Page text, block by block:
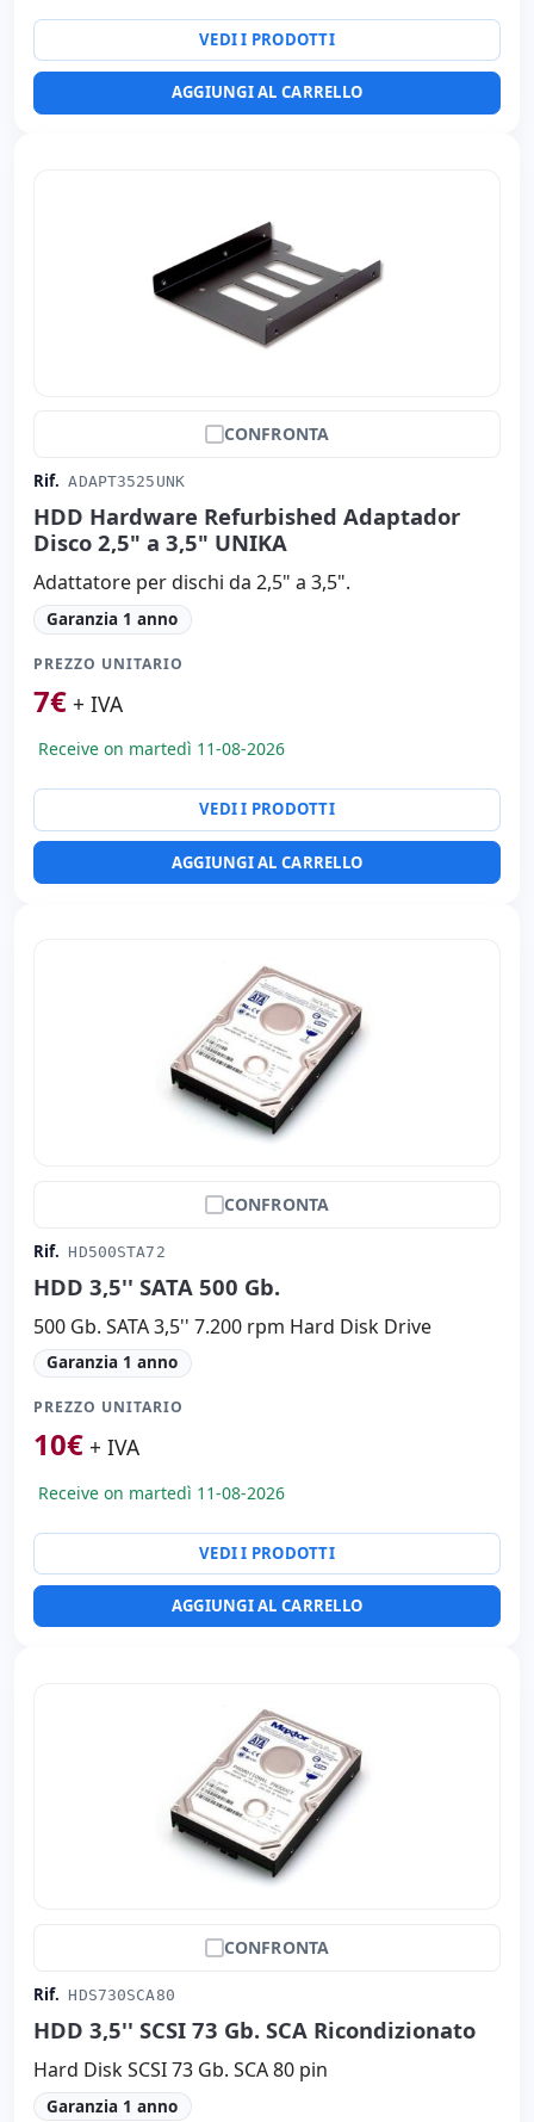
VEDI I PRODOTTI
AGGIUNGI AL CARRELLO
CONFRONTA
Rif. ADAPT3525UNK
HDD Hardware Refurbished Adaptador
Disco 2,5" a 3,5" UNIKA
Adattatore per dischi da 2,5" a 3,5".
Garanzia 1 anno
PREZZO UNITARIO
7€ + IVA
Receive on martedì 11-08-2026
VEDI I PRODOTTI
AGGIUNGI AL CARRELLO
CONFRONTA
Rif. HD500STA72
HDD 3,5'' SATA 500 Gb.
500 Gb. SATA 3,5'' 7.200 rpm Hard Disk Drive
Garanzia 1 anno
PREZZO UNITARIO
10€ + IVA
Receive on martedì 11-08-2026
VEDI I PRODOTTI
AGGIUNGI AL CARRELLO
CONFRONTA
Rif. HDS730SCA80
HDD 3,5'' SCSI 73 Gb. SCA Ricondizionato
Hard Disk SCSI 73 Gb. SCA 80 pin
Garanzia 1 anno